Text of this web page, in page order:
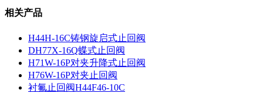
相关产品
H44H-16C铸钢旋启式止回阀
DH77X-16Q蝶式止回阀
H71W-16P对夹升降式止回阀
H76W-16P对夹止回阀
衬氟止回阀H44F46-10C